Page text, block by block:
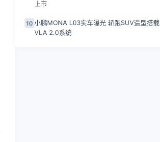
上市
10 小鹏MONA L03实车曝光 轿跑SUV造型搭载
VLA 2.0系统